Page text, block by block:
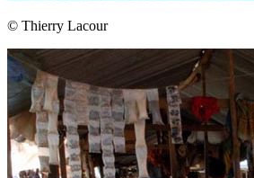
© Thierry Lacour